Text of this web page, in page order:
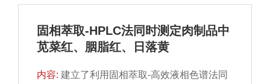
固相萃取-HPLC法同时测定肉制品中
苋菜红、胭脂红、日落黄
内容:建立了利用固相萃取-高效液相色谱法同